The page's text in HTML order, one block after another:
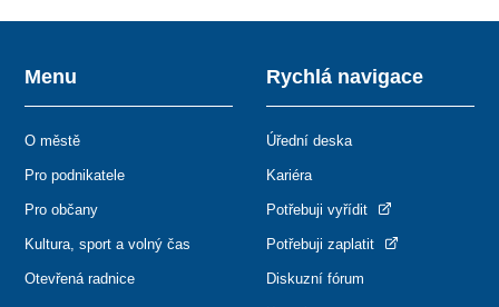
Menu
O městě
Pro podnikatele
Pro občany
Kultura, sport a volný čas
Otevřená radnice
Rychlá navigace
Úřední deska
Kariéra
Potřebuji vyřídit
Potřebuji zaplatit
Diskuzní fórum